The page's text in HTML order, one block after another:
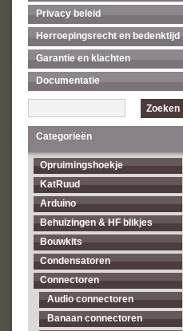
Privacy beleid
Herroepingsrecht en bedenktijd
Garantie en klachten
Documentatie
Zoeken
Categorieën
Opruimingshoekje
KatRuud
Arduino
Behuizingen & HF blikjes
Bouwkits
Condensatoren
Connectoren
Audio connectoren
Banaan connectoren